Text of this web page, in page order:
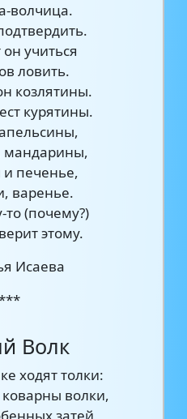
волчица.
учиться
ловить.
козлятины.
курятины.
мандарины,
печенье,
варенье.
(почему?)
этому.
Исаева
Волк
ходят толки:
волки,